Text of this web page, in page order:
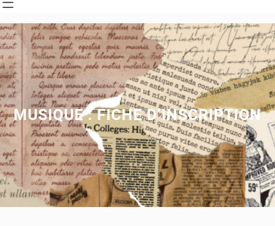
MUSIQUE : FICHE D’INSCRIPTION